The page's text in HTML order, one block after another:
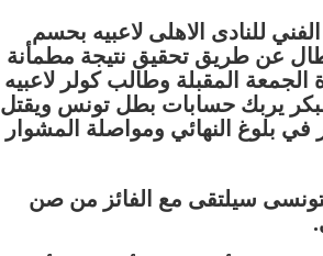
للنادى الاهلى لاعبيه بحسم
عن طريق تحقيق نتيجة مطمأنة
الجمعة المقبلة وطالب كولر لاعبيه
يربك حسابات بطل تونس ويقتل
في بلوغ النهائي ومواصلة المشوار
سيلتقى مع الفائز من صن